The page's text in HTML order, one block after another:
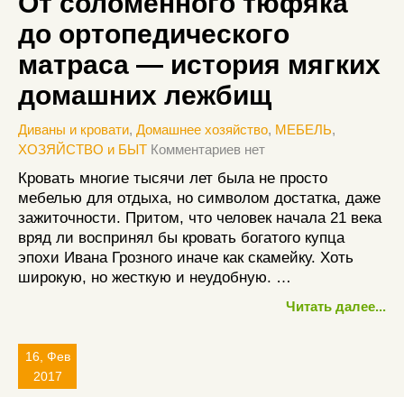
до ортопедического
матраса — история мягких
домашних лежбищ
Диваны и кровати, Домашнее хозяйство, МЕБЕЛЬ,
ХОЗЯЙСТВО и БЫТ Комментариев нет
Кровать многие тысячи лет была не просто
мебелью для отдыха, но символом достатка, даже
зажиточности. Притом, что человек начала 21 века
вряд ли воспринял бы кровать богатого купца
эпохи Ивана Грозного иначе как скамейку. Хоть
широкую, но жесткую и неудобную. …
Читать далее...
16, Фев
2017